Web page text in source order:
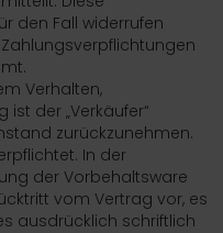
den Fall widerrufen
Verhalten,
der „Verkäufer“
zurückzunehmen.
In der
der Vorbehaltsware
vom Vertrag vor, es
ausdrücklich schriftlich